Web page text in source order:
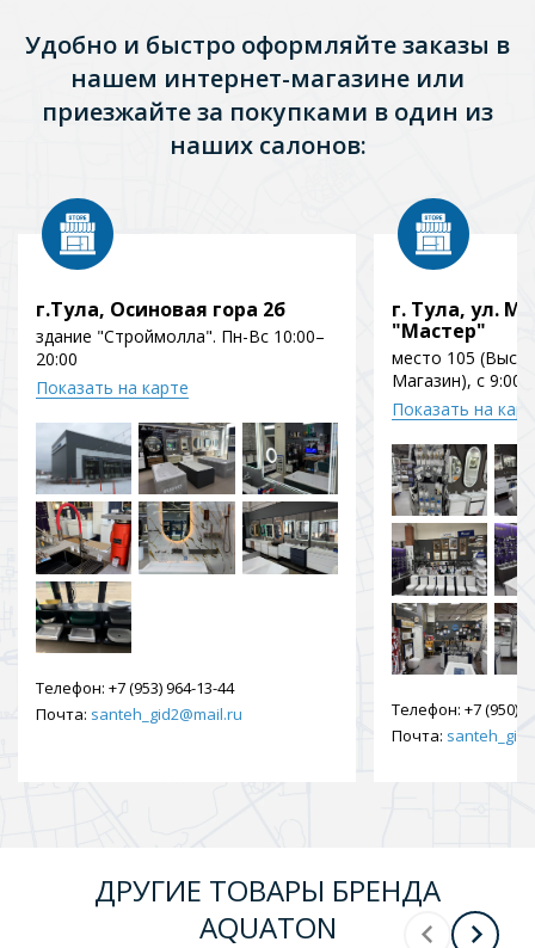
Удобно и быстро оформляйте заказы в
нашем интернет-магазине или
приезжайте за покупками в один из
наших салонов:
г.Тула, Осиновая гора 2б
здание "Строймолла". Пн-Вс 10:00–
20:00
Показать на карте
Телефон: +7 (953) 964-13-44
Почта: santeh_gid2@mail.ru
г. Тула, ул.
"Мастер"
место 105
Магазин), с 9:00
Показать на
Телефон: +7 (950)
Почта:
ДРУГИЕ ТОВАРЫ БРЕНДА
AQUATON